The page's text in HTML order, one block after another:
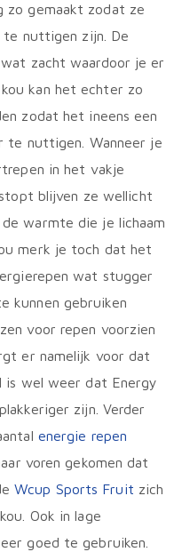
zo gemaakt zodat ze
nuttigen zijn. De
zacht waardoor je er
kan het echter zo
zodat het ineens een
te nuttigen. Wanneer je
in het vakje
blijven ze wellicht
warmte die je lichaam
merk je toch dat het
wat stugger
kunnen gebruiken
voor repen voorzien
er namelijk voor dat
is wel weer dat Energy
zijn. Verder
energie repen
voren gekomen dat
Wcup Sports Fruit zich
Ook in lage
goed te gebruiken.